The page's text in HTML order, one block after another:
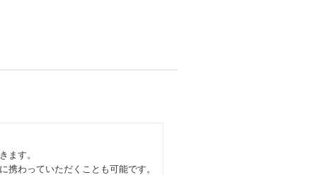
ます。
わっていただくことも可能です。